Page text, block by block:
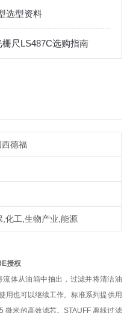
选型资料
尺LS487C选购指南
德福
,化工,生物产业,能源
授权
体从油箱中抽出，过滤并将清洁油
用也可以继续工作。标准系列提供用
微米的高效滤芯。STAUFF 离线过滤